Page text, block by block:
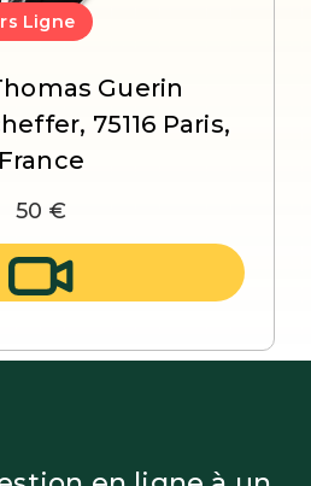
Ligne
Guerin
75116 Paris,
France
50 €